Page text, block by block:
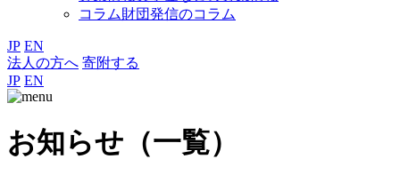
コラム財団発信のコラム
JP EN
法人の方へ 寄附する
JP EN
お知らせ（一覧）